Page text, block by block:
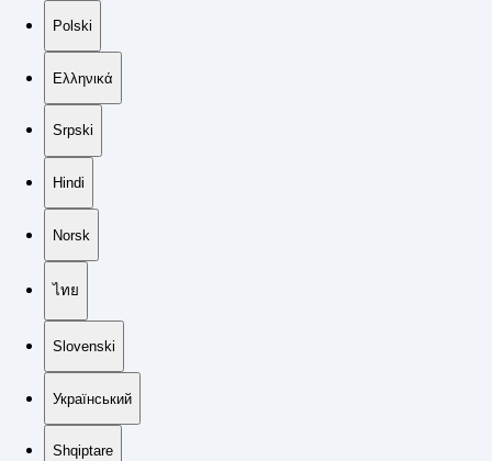
Polski
Ελληνικά
Srpski
Hindi
Norsk
ไทย
Slovenski
Український
Shqiptare